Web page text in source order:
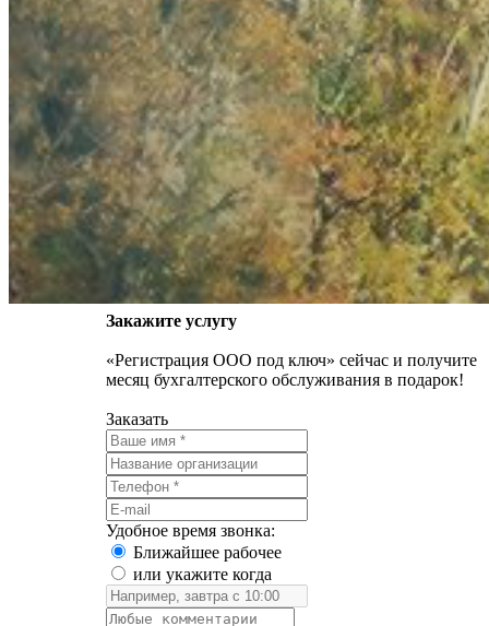
Закажите услугу
«Регистрация ООО под ключ» сейчас и получите
месяц бухгалтерского обслуживания в подарок!
Заказать
Удобное время звонка:
Ближайшее рабочее
или укажите когда